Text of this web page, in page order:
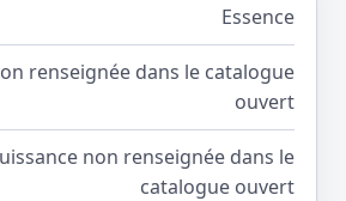
Essence
renseignée dans le catalogue
ouvert
non renseignée dans le
catalogue ouvert